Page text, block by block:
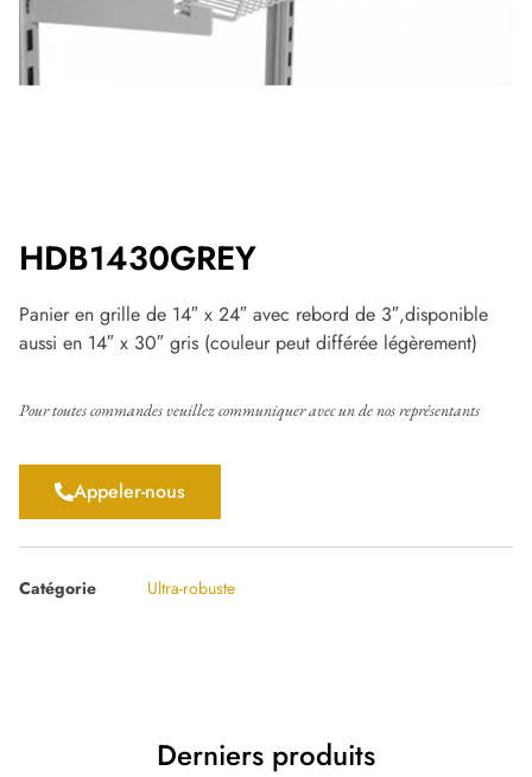
HDB1430GREY
Panier en grille de 14″ x 24″ avec rebord de 3″,disponible
aussi en 14″ x 30″ gris (couleur peut différée légèrement)
Pour toutes commandes veuillez communiquer avec un de nos représentants
Appeler-nous
Catégorie Ultra-robuste
Derniers produits